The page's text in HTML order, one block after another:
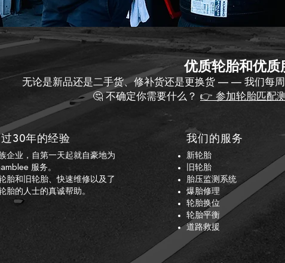
优质轮胎和优质
无论是新品还是二手货、修补货还是更换货 — — 我们每周
🤔 不确定你需要什么？ 👉 参加轮胎匹配
30年的经验
企业，自第一天起就自豪地为
服务。
胎和旧轮胎、快速维修以及了
胎的人士的真诚帮助。
我们的服务
新轮胎
旧轮胎
胎压监测系统
爆胎修理
轮胎换位
轮胎平衡
道路救援